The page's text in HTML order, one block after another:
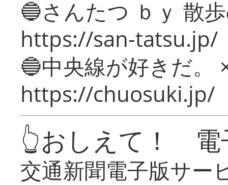
🔵さんたつ ｂｙ 散
https://san-tatsu.jp/
🔵中央線が好きだ。
https://chuosuki.jp/
👆おしえて！ 電
交通新聞電子版サー